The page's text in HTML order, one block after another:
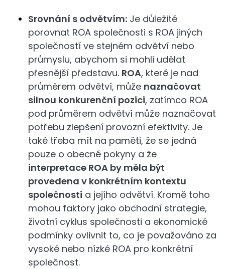
Srovnání s odvětvím: Je důležité
porovnat ROA společnosti s ROA jiných
společností ve stejném odvětví nebo
průmyslu, abychom si mohli udělat
přesnější představu. ROA, které je nad
průměrem odvětví, může naznačovat
silnou konkurenční pozici, zatímco ROA
pod průměrem odvětví může naznačovat
potřebu zlepšení provozní efektivity. Je
také třeba mít na paměti, že se jedná
pouze o obecné pokyny a že
interpretace ROA by měla být
provedena v konkrétním kontextu
společnosti a jejího odvětví. Kromě toho
mohou faktory jako obchodní strategie,
životní cyklus společnosti a ekonomické
podmínky ovlivnit to, co je považováno za
vysoké nebo nízké ROA pro konkrétní
společnost.